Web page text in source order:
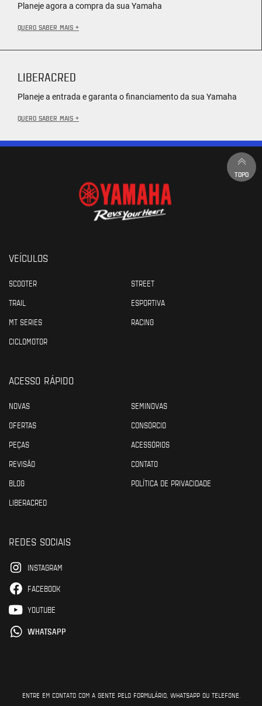
Planeje agora a compra da sua Yamaha
QUERO SABER MAIS +
LIBERACRED
Planeje a entrada e garanta o financiamento da sua Yamaha
QUERO SABER MAIS +
TOPO
VEÍCULOS
SCOOTER
STREET
TRAIL
ESPORTIVA
MT SERIES
RACING
CICLOMOTOR
ACESSO RÁPIDO
NOVAS
SEMINOVAS
OFERTAS
CONSÓRCIO
PEÇAS
ACESSÓRIOS
REVISÃO
CONTATO
BLOG
POLÍTICA DE PRIVACIDADE
LIBERACRED
REDES SOCIAIS
INSTAGRAM
FACEBOOK
YOUTUBE
WHATSAPP
ENTRE EM CONTATO COM A GENTE PELO FORMULÁRIO, WHATSAPP OU TELEFONE.